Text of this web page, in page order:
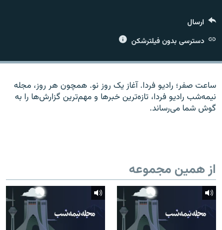
زبان‌های دیگر
ارسال
دسترسی بدون فیلترشکن
ساعت صفر؛ رادیو فردا. آغاز یک روز نو. همچون هر روز، مجله
نیمه‌شب رادیو فردا، تازه‌ترین خبرها و مهم‌ترین گزارش‌ها را به
گوش شما می‌رساند.
از همین مجموعه